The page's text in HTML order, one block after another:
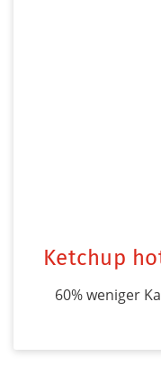
Ketchup
60% weniger